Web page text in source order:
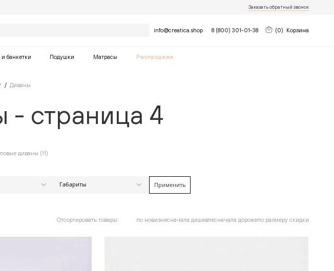
Заказать обратный звонок
Найти
info@creatica.shop 8 (800) 301-01-38 (0) Корзина
банкетки Подушки Матрасы Распродажа
Диваны
страница 4
диваны (11)
Габариты
от
Применить
Отсортировать товары: по новизнесначала дешевлесначала дорожепо размеру скидки